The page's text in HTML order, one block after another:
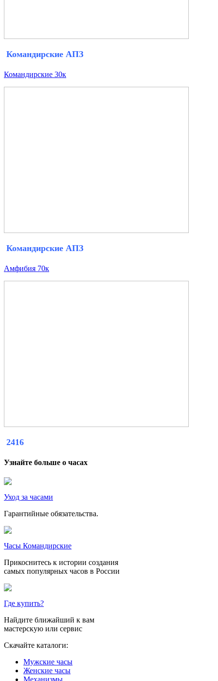
Командирские АПЗ
Командирские 30к
Командирские АПЗ
Амфибия 70к
2416
Узнайте больше о часах
Уход за часами
Гарантийные обязательства.
Часы Командирские
Прикоснитесь к истории создания
самых популярных часов в России
Где купить?
Найдите ближайший к вам
мастерскую или сервис
Скачайте каталоги:
Мужские часы
Женские часы
Механизмы